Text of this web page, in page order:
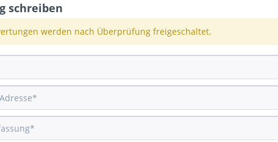
schreiben
werden nach Überprüfung freigeschaltet.